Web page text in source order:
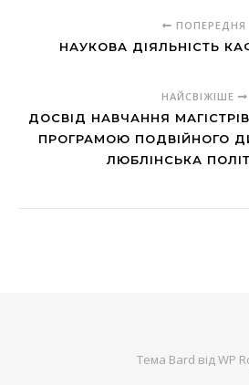
ПОПЕРЕДНЯ
НАУКОВА ДІЯЛЬНІСТЬ
НАЙСВІЖІШЕ
ДОСВІД НАВЧАННЯ
ПРОГРАМОЮ ПОДВІЙНОГО
ЛЮБЛІНСЬКА
Тема Bard відWP